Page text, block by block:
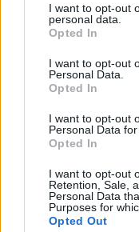
I want to opt-out
personal data.
Opted In
I want to opt-out
Personal Data.
Opted In
I want to opt-out
Personal Data
Opted In
I want to opt-out
Retention, Sale,
Personal Data
Purposes for
Opted Out
Dibujos de